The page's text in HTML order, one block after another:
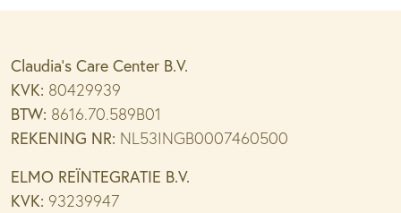
Claudia’s Care Center B.V.
KVK: 80429939
BTW: 8616.70.589B01
REKENING NR: NL53INGB0007460500
ELMO REÏNTEGRATIE B.V.
KVK: 93239947